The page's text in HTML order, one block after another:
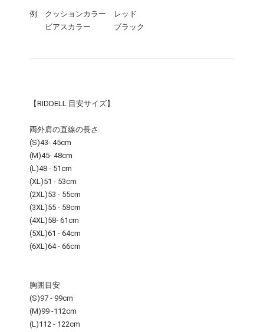
例 クッションカラー レッド
ビアスカラー ブラック
【RIDDELL 目安サイズ】
両外肩の直線の長さ
(S)43- 45cm
(M)45- 48cm
(L)48 - 51cm
(XL)51 - 53cm
(2XL)53 - 55cm
(3XL)55 - 58cm
(4XL)58- 61cm
(5XL)61 - 64cm
(6XL)64 - 66cm
胸囲目安
(S)97 - 99cm
(M)99 -112cm
(L)112 - 122cm